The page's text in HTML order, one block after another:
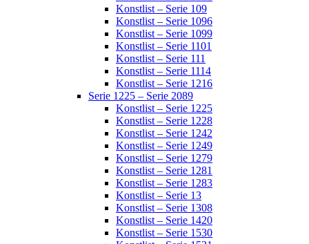
Konstlist – Serie 109
Konstlist – Serie 1096
Konstlist – Serie 1099
Konstlist – Serie 1101
Konstlist – Serie 111
Konstlist – Serie 1114
Konstlist – Serie 1216
Serie 1225 – Serie 2089
Konstlist – Serie 1225
Konstlist – Serie 1228
Konstlist – Serie 1242
Konstlist – Serie 1249
Konstlist – Serie 1279
Konstlist – Serie 1281
Konstlist – Serie 1283
Konstlist – Serie 13
Konstlist – Serie 1308
Konstlist – Serie 1420
Konstlist – Serie 1530